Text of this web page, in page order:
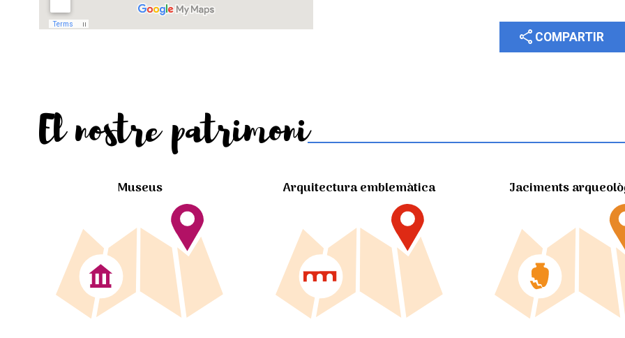
share COMPARTIR
El nostre patrimoni
Museus Arquitectura emblemàtica Jaciments